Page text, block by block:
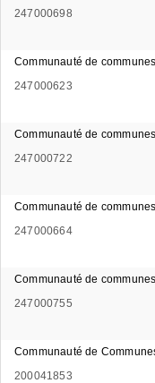
247000698
Communauté de
247000623
Communauté de
247000722
Communauté de
247000664
Communauté de
247000755
Communauté de
200041853